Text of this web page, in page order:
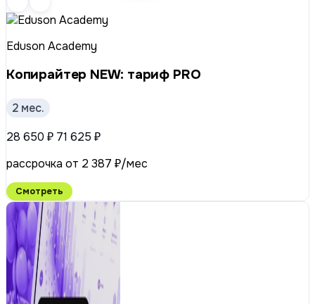
Eduson Academy
Копирайтер NEW: тариф PRO
2 мес.
28 650 ₽ 71 625 ₽
рассрочка от 2 387 ₽/мес
Смотреть